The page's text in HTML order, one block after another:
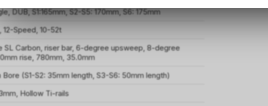
DUB, S1:165mm, S2-S5: 170mm, S6: 175mm
12-Speed, 10-52t
SL Carbon, riser bar, 6-degree upsweep, 8-degree
rise, 780mm, 35.0mm
Bore (S1-S2: 35mm length, S3-S6: 50mm length)
Hollow Ti-rails
Informationen zulassen.